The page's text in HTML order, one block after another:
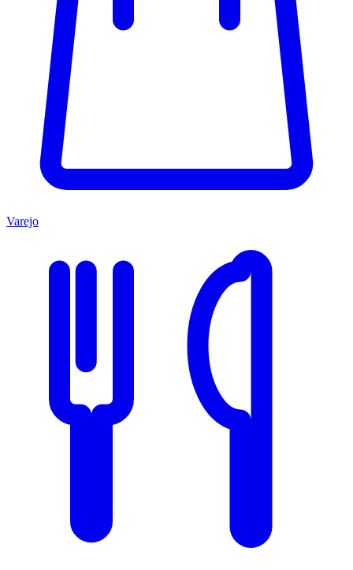
Varejo